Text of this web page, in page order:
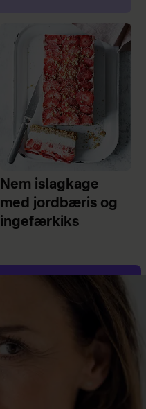
Nem islagkage
med jordbæris og
ingefærkiks